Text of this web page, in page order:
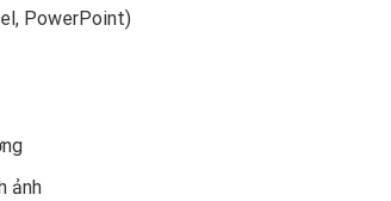
PowerPoint)
ảnh